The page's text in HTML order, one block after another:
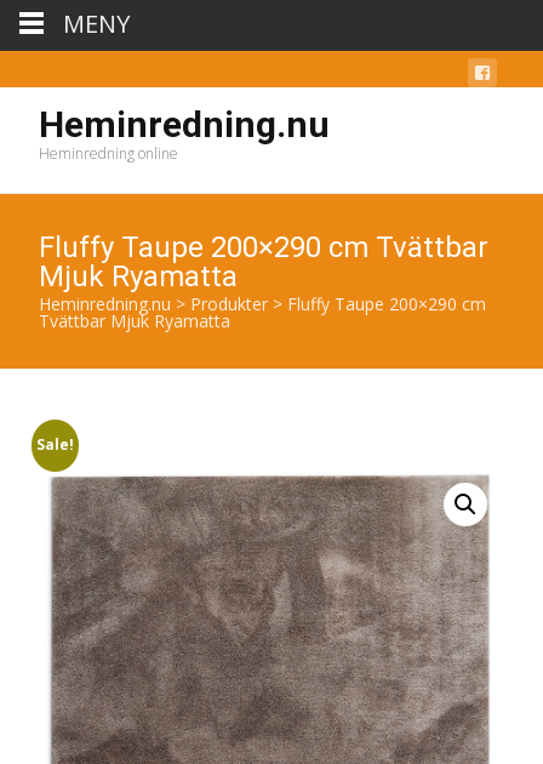
Heminredning.nu
Heminredning online
Fluffy Taupe 200×290 cm Tvättbar
Mjuk Ryamatta
Heminredning.nu > Produkter > Fluffy Taupe 200×290 cm
Tvättbar Mjuk Ryamatta
Sale!
MENY